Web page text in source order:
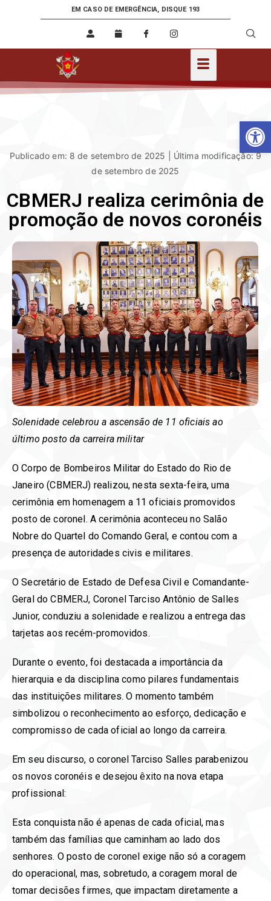
EM CASO DE EMERGÊNCIA, DISQUE 193
Publicado em: 8 de setembro de 2025 | Última modificação: 9
de setembro de 2025
CBMERJ realiza cerimônia de
promoção de novos coronéis
Solenidade celebrou a ascensão de 11 oficiais ao
último posto da carreira militar
O Corpo de Bombeiros Militar do Estado do Rio de
Janeiro (CBMERJ) realizou, nesta sexta-feira, uma
cerimônia em homenagem a 11 oficiais promovidos
posto de coronel. A cerimônia aconteceu no Salão
Nobre do Quartel do Comando Geral, e contou com a
presença de autoridades civis e militares.
O Secretário de Estado de Defesa Civil e Comandante-
Geral do CBMERJ, Coronel Tarciso Antônio de Salles
Junior, conduziu a solenidade e realizou a entrega das
tarjetas aos recém-promovidos.
Durante o evento, foi destacada a importância da
hierarquia e da disciplina como pilares fundamentais
das instituições militares. O momento também
simbolizou o reconhecimento ao esforço, dedicação e
compromisso de cada oficial ao longo da carreira.
Em seu discurso, o coronel Tarciso Salles parabenizou
os novos coronéis e desejou êxito na nova etapa
profissional:
Esta conquista não é apenas de cada oficial, mas
também das famílias que caminham ao lado dos
senhores. O posto de coronel exige não só a coragem
do operacional, mas, sobretudo, a coragem moral de
tomar decisões firmes, que impactam diretamente a